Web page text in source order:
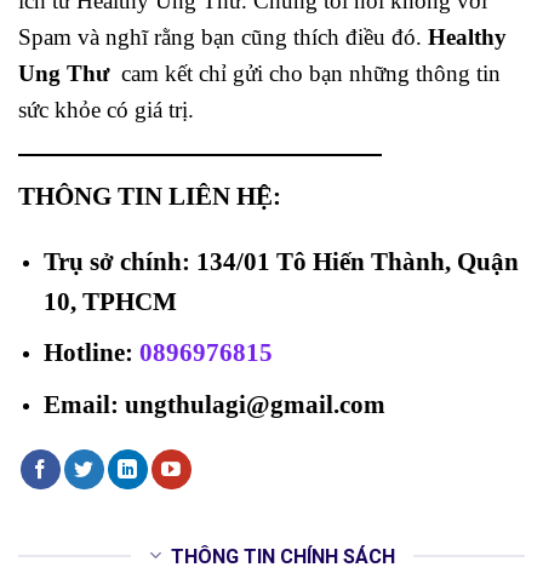
Spam và nghĩ rằng bạn cũng thích điều đó. Healthy
Ung Thư cam kết chỉ gửi cho bạn những thông tin
sức khỏe có giá trị.
THÔNG TIN LIÊN HỆ:
Trụ sở chính: 134/01 Tô Hiến Thành, Quận
10, TPHCM
Hotline: 0896976815
Email: ungthulagi@gmail.com
THÔNG TIN CHÍNH SÁCH